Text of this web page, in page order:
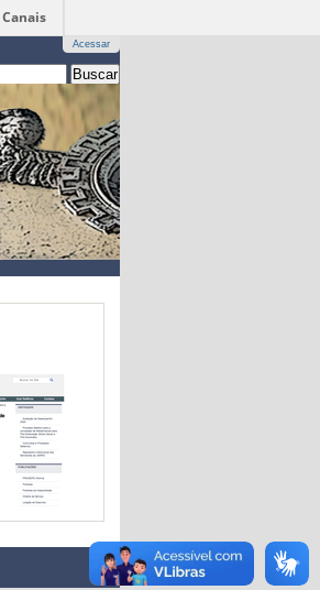
Canais
Acessar